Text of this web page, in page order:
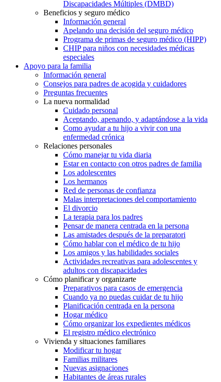
Discapacidades Múltiples (DMBD)
Beneficios y seguro médico
Información general
Apelando una decisión del seguro médico
Programa de primas de seguro médico (HIPP)
CHIP para niños con necesidades médicas
especiales
Apoyo para la familia
Información general
Consejos para padres de acogida y cuidadores
Preguntas frecuentes
La nueva normalidad
Cuidado personal
Aceptando, apenando, y adaptándose a la vida
Como ayudar a tu hijo a vivir con una
enfermedad crónica
Relaciones personales
Cómo manejar tu vida diaria
Estar en contacto con otros padres de familia
Los adolescentes
Los hermanos
Red de personas de confianza
Malas interpretaciones del comportamiento
El divorcio
La terapia para los padres
Pensar de manera centrada en la persona
Las amistades después de la preparatori
Cómo hablar con el médico de tu hijo
Los amigos y las habilidades sociales
Actividades recreativas para adolescentes y
adultos con discapacidades
Cómo planificar y organizarte
Preparativos para casos de emergencia
Cuando ya no puedas cuidar de tu hijo
Planificación centrada en la persona
Hogar médico
Cómo organizar los expedientes médicos
El registro médico electrónico
Vivienda y situaciones familiares
Modificar tu hogar
Familias militares
Nuevas asignaciones
Habitantes de áreas rurales